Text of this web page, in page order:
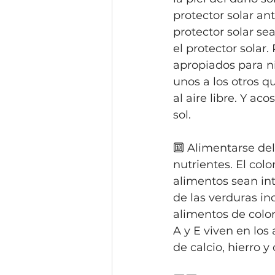
protector solar
protector solar
el protector solar.
apropiados para
unos a los otros
al aire libre. Y
sol.
🔟 Alimentarse
nutrientes. El
alimentos sean
de las verduras
alimentos de
A y E viven en
de calcio, hierro